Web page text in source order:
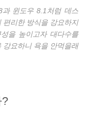
과 윈도우 8.1처럼 데스
편리한 방식을 강요하지
을 높이고자 대다수를
강요하니 욕을 안먹을래